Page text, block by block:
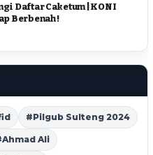
Daftar Caketum | KONI
Berbenah !
#Pilgub Sulteng 2024
Ali